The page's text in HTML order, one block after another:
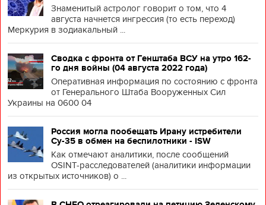
Знаменитый астролог говорит о том, что 4
августа начнется ингрессия (то есть переход)
Меркурия в зодиакальный ...
Сводка с фронта от Генштаба ВСУ на утро 162-
го дня войны (04 августа 2022 года)
Оперативная информация по состоянию с фронта
от Генерального Штаба Вооруженных Сил
Украины на 0600 04
Россия могла пообещать Ирану истребители
Су-35 в обмен на беспилотники - ISW
Как отмечают аналитики, после сообщений
OSINT-расследователей (аналитики информации
из открытых источников) о ...